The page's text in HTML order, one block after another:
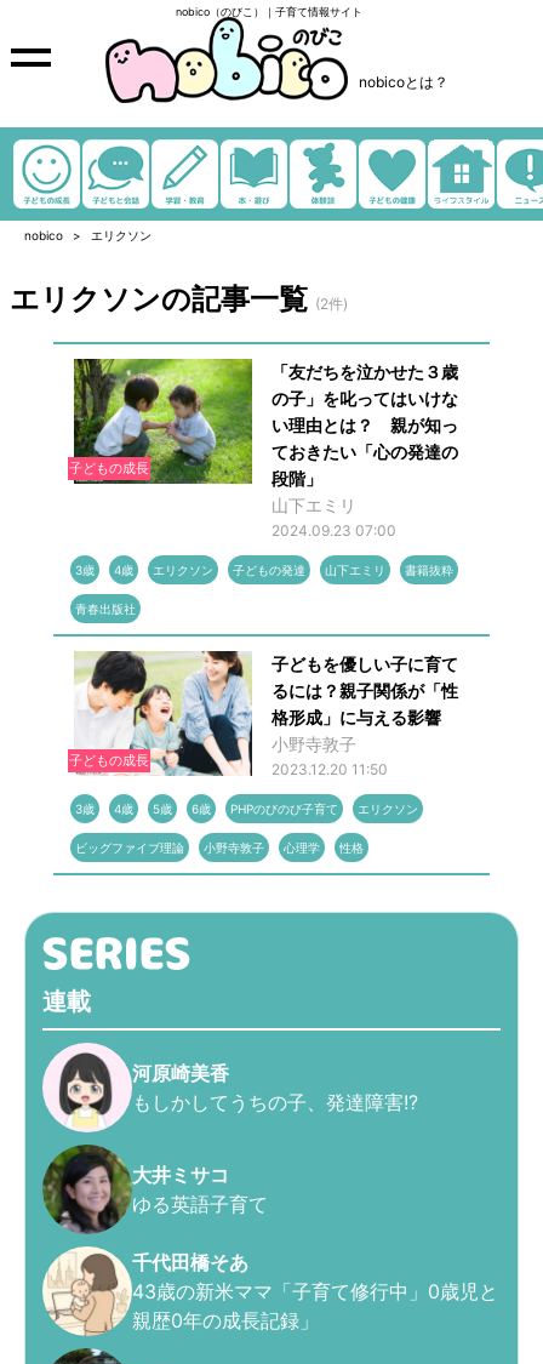
nobico（のびこ）｜子育て情報サイト
nobicoとは？
nobico エリクソン
エリクソンの記事一覧 (2件)
子どもの成長
「友だちを泣かせた３歳
の子」を叱ってはいけな
い理由とは？ 親が知っ
ておきたい「心の発達の
段階」
山下エミリ
2024.09.23 07:00
3歳 4歳 エリクソン 子どもの発達 山下エミリ 書籍抜粋
青春出版社
子どもの成長
子どもを優しい子に育て
るには？親子関係が「性
格形成」に与える影響
小野寺敦子
2023.12.20 11:50
3歳 4歳 5歳 6歳 PHPのびのび子育て エリクソン
ビッグファイブ理論 小野寺敦子 心理学 性格
連載
河原崎美香
もしかしてうちの子、発達障害!?
大井ミサコ
ゆる英語子育て
千代田橋そあ
43歳の新米ママ「子育て修行中」0歳児と
親歴0年の成長記録」